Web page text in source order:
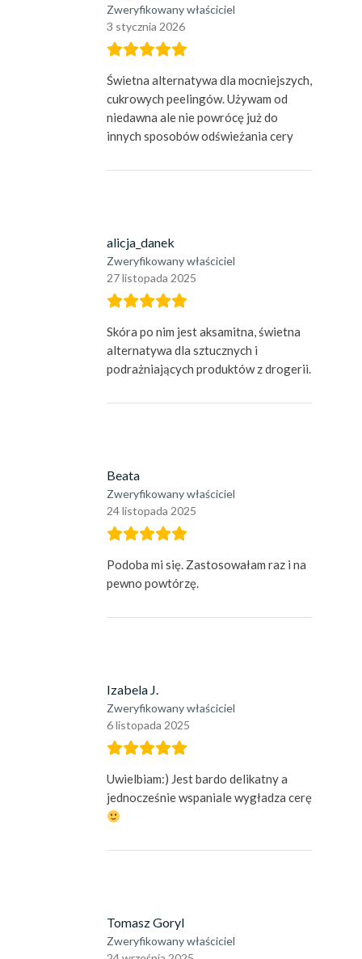
Zweryfikowany właściciel
3 stycznia 2026
Świetna alternatywa dla mocniejszych,
cukrowych peelingów. Używam od
niedawna ale nie powrócę już do
innych sposobów odświeżania cery
alicja_danek
Zweryfikowany właściciel
27 listopada 2025
Skóra po nim jest aksamitna, świetna
alternatywa dla sztucznych i
podrażniających produktów z drogerii.
Beata
Zweryfikowany właściciel
24 listopada 2025
Podoba mi się. Zastosowałam raz i na
pewno powtórzę.
Izabela J.
Zweryfikowany właściciel
6 listopada 2025
Uwielbiam:) Jest bardo delikatny a
jednocześnie wspaniale wygładza cerę
Tomasz Goryl
Zweryfikowany właściciel